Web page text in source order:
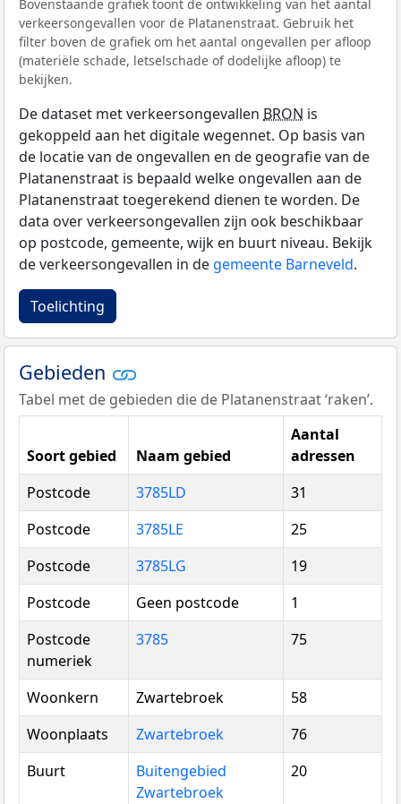
Bovenstaande grafiek toont de ontwikkeling van het aantal
verkeersongevallen voor de Platanenstraat. Gebruik het
filter boven de grafiek om het aantal ongevallen per afloop
(materiële schade, letselschade of dodelijke afloop) te
bekijken.
De dataset met verkeersongevallen BRON is
gekoppeld aan het digitale wegennet. Op basis van
de locatie van de ongevallen en de geografie van de
Platanenstraat is bepaald welke ongevallen aan de
Platanenstraat toegerekend dienen te worden. De
data over verkeersongevallen zijn ook beschikbaar
op postcode, gemeente, wijk en buurt niveau. Bekijk
de verkeersongevallen in de gemeente Barneveld.
Toelichting
Gebieden
Tabel met de gebieden die de Platanenstraat ‘raken’.
Soort gebied Naam gebied
Aantal
adressen
Postcode
3785LD
31
Postcode
3785LE
25
Postcode
3785LG
19
Postcode
Geen postcode
1
Postcode
numeriek
3785 75
Woonkern Zwartebroek
58
Woonplaats
Zwartebroek
76
Buurt
Buitengebied
Zwartebroek
20